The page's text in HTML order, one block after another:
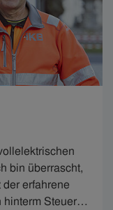
bin überrascht,
erfahrene
hinterm Steuer